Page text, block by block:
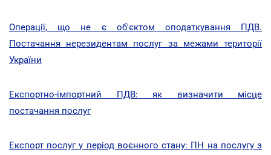
Операції, що не є об'єктом оподаткування ПДВ.
Постачання нерезидентам послуг за межами території
України
Експортно-імпортний ПДВ: як визначити місце
постачання послуг
Експорт послуг у період воєнного стану: ПН на послугу з